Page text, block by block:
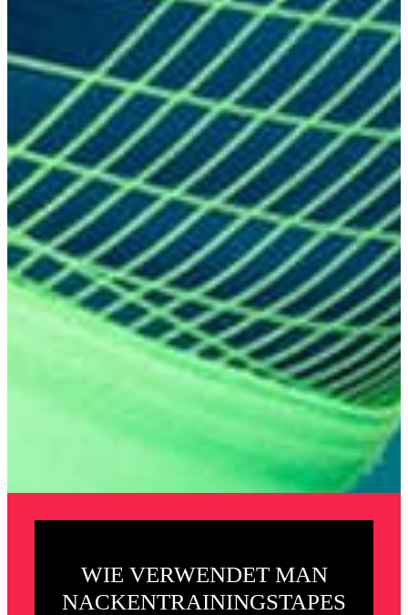
WIE VERWENDET MAN
NACKENTRAININGSTAPES